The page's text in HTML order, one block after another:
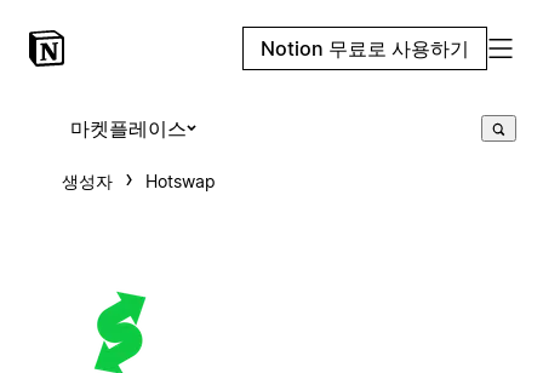
Notion 무료로 사용하기
마켓플레이스
생성자 Hotswap